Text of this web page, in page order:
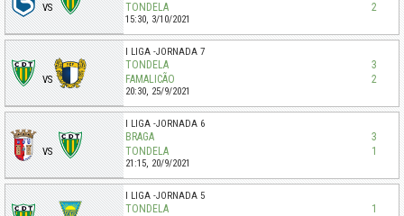
VS
TONDELA
2
15:30, 3/10/2021
VS
I LIGA JORNADA 7
TONDELA
3
FAMALICÃO
2
20:30, 25/9/2021
VS
I LIGA JORNADA 6
BRAGA
3
TONDELA
1
21:15, 20/9/2021
I LIGA JORNADA 5
TONDELA
1